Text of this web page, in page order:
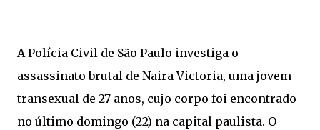
A Polícia Civil de São Paulo investiga o
assassinato brutal de Naira Victoria, uma jovem
transexual de 27 anos, cujo corpo foi encontrado
no último domingo (22) na capital paulista. O